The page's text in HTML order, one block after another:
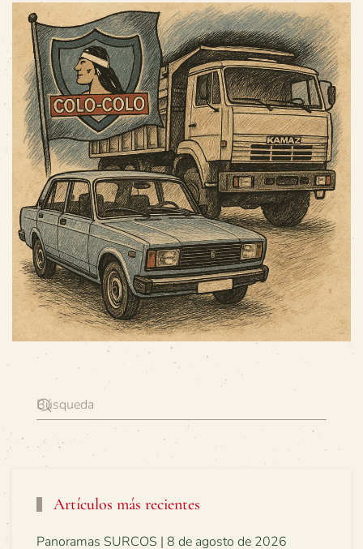
Artículos más recientes
Panoramas SURCOS | 8 de agosto de 2026